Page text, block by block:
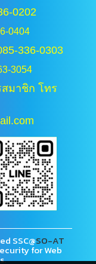
0202
0404
336-0303
3054
มาชิก โทร
SSC@SO-AT
for Web